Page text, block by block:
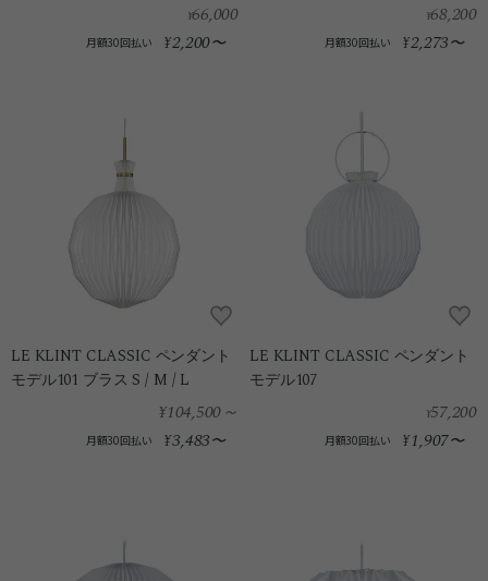
¥66,000
月額30回払い ¥2,200〜
¥68,200
月額30回払い ¥2,273〜
LE KLINT CLASSIC ペンダント
モデル101 ブラス S / M / L
¥104,500～
月額30回払い ¥3,483〜
LE KLINT CLASSIC ペンダント
モデル107
¥57,200
月額30回払い ¥1,907〜